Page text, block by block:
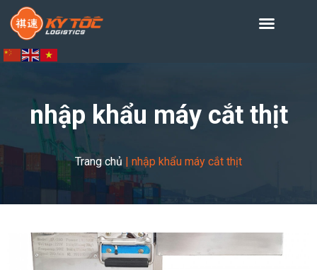
nhập khẩu máy cắt thịt
Trang chủ | nhập khẩu máy cắt thịt